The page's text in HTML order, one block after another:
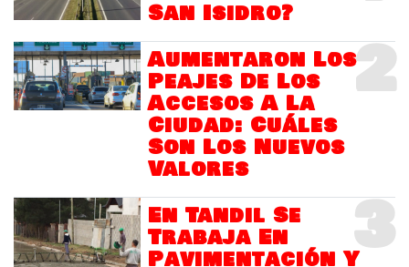
San Isidro?
2
Aumentaron Los
Peajes De Los
Accesos A La
Ciudad: Cuáles
Son Los Nuevos
Valores
3
En Tandil Se
Trabaja En
Pavimentación Y